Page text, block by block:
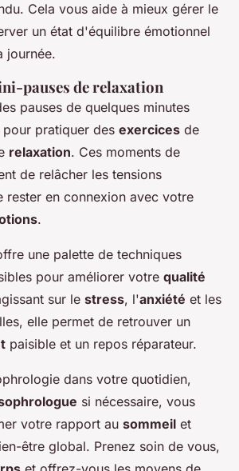
Cela vous aide à mieux gérer le
un état d'équilibre émotionnel
journée.
pauses de relaxation
pauses de quelques minutes
pratiquer des exercices de
relaxation. Ces moments de
de relâcher les tensions
rester en connexion avec votre
.
une palette de techniques
pour améliorer votre qualité
sur le stress, l'anxiété et les
elle permet de retrouver un
paisible et un repos réparateur.
dans votre quotidien,
si nécessaire, vous
votre rapport au sommeil et
être global. Prenez soin de vous,